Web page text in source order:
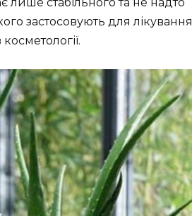
застосовують для лікування